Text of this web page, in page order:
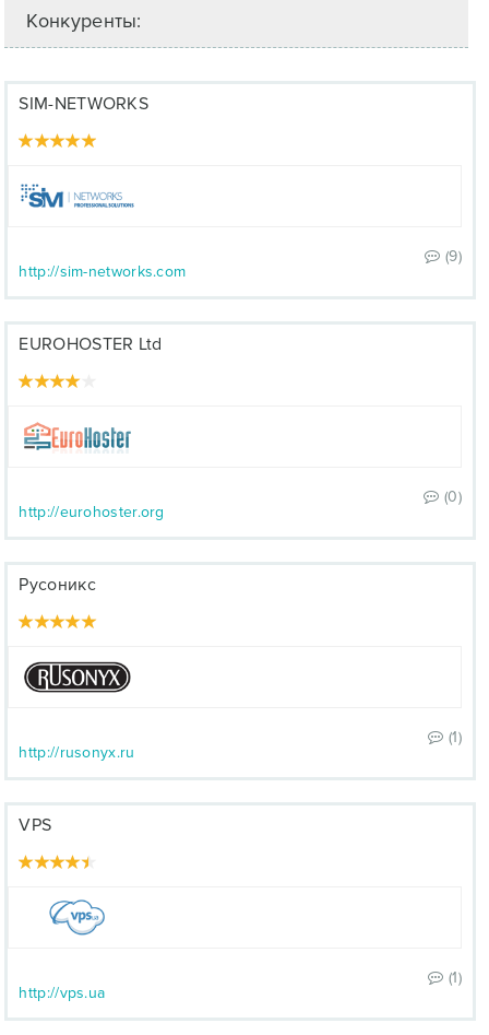
Конкуренты:
SIM-NETWORKS
(9)
http://sim-networks.com
EUROHOSTER Ltd
(0)
http://eurohoster.org
Русоникс
(1)
http://rusonyx.ru
VPS
(1)
http://vps.ua